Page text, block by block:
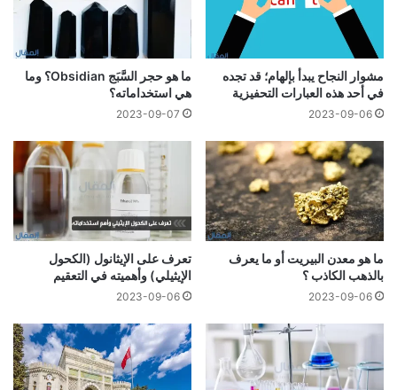
مشوار النجاح يبدأ بإلهام؛ قد تجده
في أحد هذه العبارات التحفيزية
2023-09-06
ما هو حجر السَّبَج Obsidian؟ وما
هي استخداماته؟
2023-09-07
ما هو معدن البيريت أو ما يعرف
بالذهب الكاذب ؟
2023-09-06
تعرف على الإيثانول (الكحول
الإيثيلي) وأهميته في التعقيم
2023-09-06